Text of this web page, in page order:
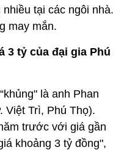
tại các ngôi nhà.
may mắn.
3 tỷ của đại gia Phú
là anh Phan
Việt Trì, Phú Thọ).
trước với giá gần
khoảng 3 tỷ đồng",